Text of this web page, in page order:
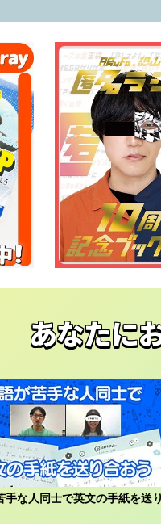
あなたに
手な人同士で英文の手紙を送り